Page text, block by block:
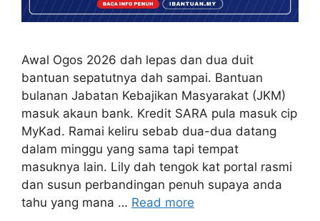
Awal Ogos 2026 dah lepas dan dua duit
bantuan sepatutnya dah sampai. Bantuan
bulanan Jabatan Kebajikan Masyarakat (JKM)
masuk akaun bank. Kredit SARA pula masuk cip
MyKad. Ramai keliru sebab dua-dua datang
dalam minggu yang sama tapi tempat
masuknya lain. Lily dah tengok kat portal rasmi
dan susun perbandingan penuh supaya anda
tahu yang mana … Read more